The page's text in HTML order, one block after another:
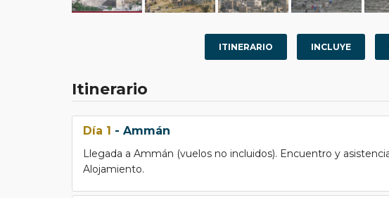
ITINERARIO INCLUYE
Itinerario
Día 1 - Ammán
Llegada a Ammán (vuelos no incluidos). Encuentro y
Alojamiento.